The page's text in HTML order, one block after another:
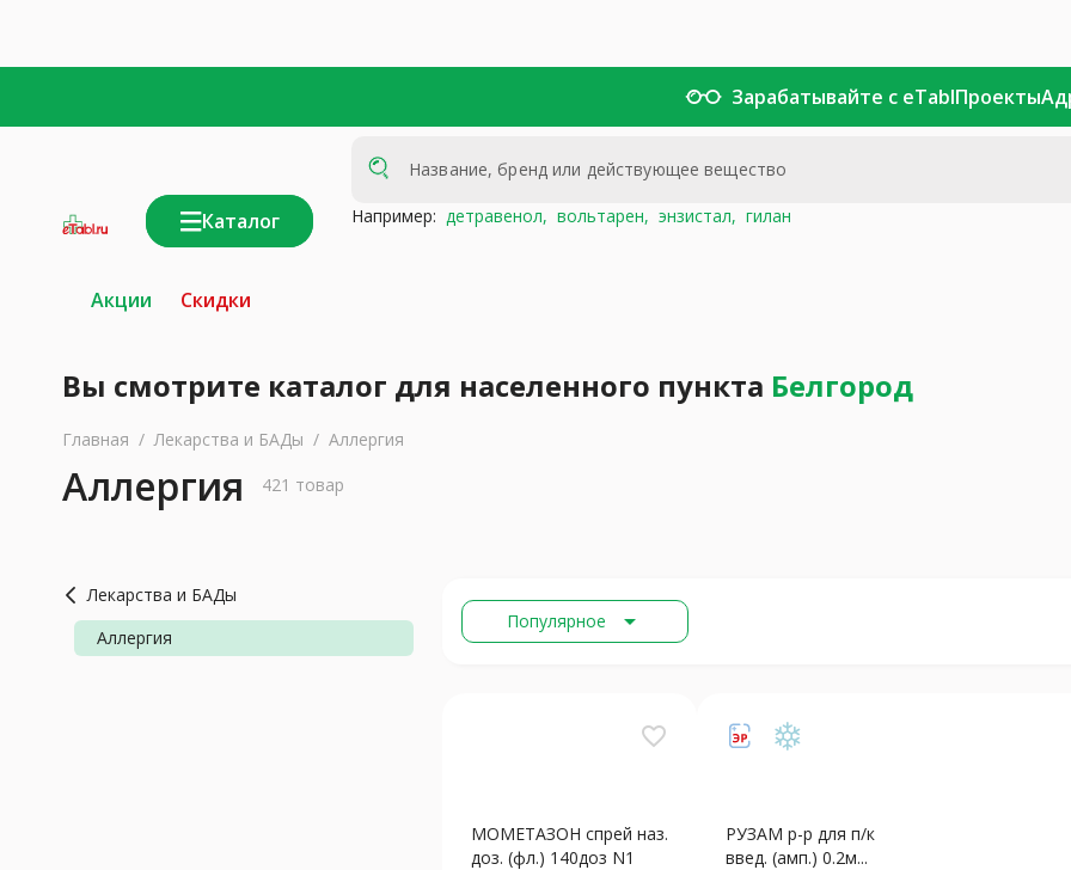
Зарабатывайте с eTablПроекты
Каталог Например: детравенол, вольтарен, энзистал, гилан
Акции Скидки
Вы смотрите каталог для населенного пункта Белгород
Главная / Лекарства и БАДы / Аллергия
Аллергия 421 товар
Лекарства и БАДы
Аллергия
Популярное arrow_drop_down
favorite_border
МОМЕТАЗОН спрей наз.
доз. (фл.) 140доз N1
РУЗАМ р-р для п/к
введ. (амп.) 0.2м...